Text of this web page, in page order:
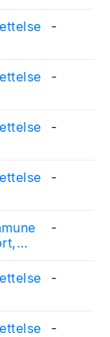
-
-
-
-
-
-
-